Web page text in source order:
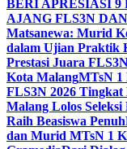
BERI APRESIASI 9
AJANG FLS3N DAN
Matsanewa: Murid
dalam Ujian Praktik
Prestasi Juara
Kota MalangMTsN 1
FLS3N 2026 Tingkat
Malang Lolos
Raih Beasiswa Penuh
dan Murid MTsN 1